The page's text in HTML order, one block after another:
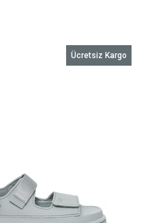
Ücretsiz Kargo